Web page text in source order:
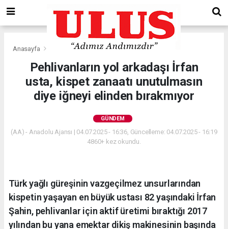
Anasayfa Gündem
Pehlivanların yol arkadaşı İrfan
usta, kispet zanaatı unutulmasın
diye iğneyi elinden bırakmıyor
GÜNDEM
(AA) - Anadolu Ajansı | 04.07.2025 - 16:36, Güncelleme: 04.07.2025 - 16:19
4860+ kez okundu.
Türk yağlı güreşinin vazgeçilmez unsurlarından
kispetin yaşayan en büyük ustası 82 yaşındaki İrfan
Şahin, pehlivanlar için aktif üretimi bıraktığı 2017
yılından bu yana emektar dikiş makinesinin başında